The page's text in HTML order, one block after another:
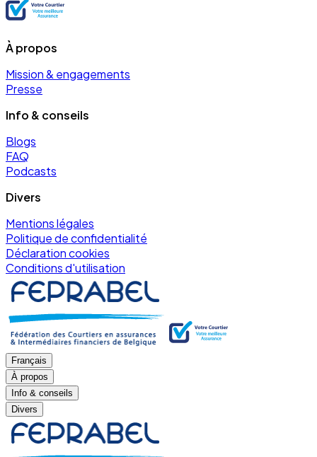
À propos
Mission & engagements
Presse
Info & conseils
Blogs
FAQ
Podcasts
Divers
Mentions légales
Politique de confidentialité
Déclaration cookies
Conditions d'utilisation
Français
À propos
Info & conseils
Divers